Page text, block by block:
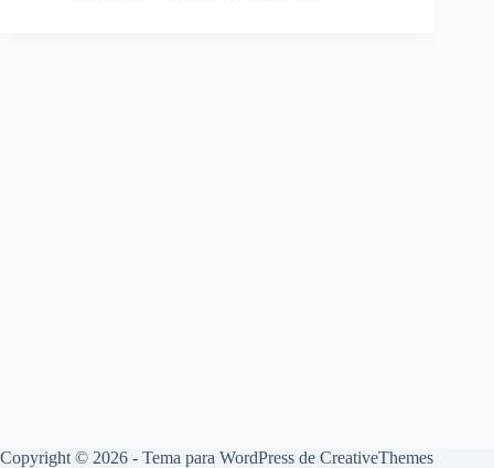
Copyright © 2026 - Tema para WordPress de CreativeThemes